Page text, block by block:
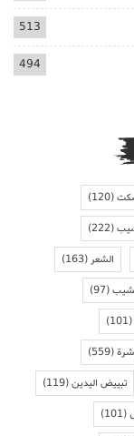
513
494
(120)
(222)
الشعر(163)
(97)
(101)
(559)
تبييض اليدين(119)
(101)